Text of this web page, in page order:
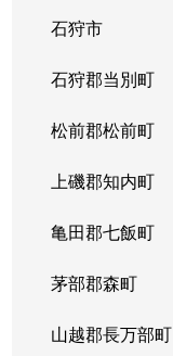
石狩市
石狩郡当別町
松前郡松前町
上磯郡知内町
亀田郡七飯町
茅部郡森町
山越郡長万部町